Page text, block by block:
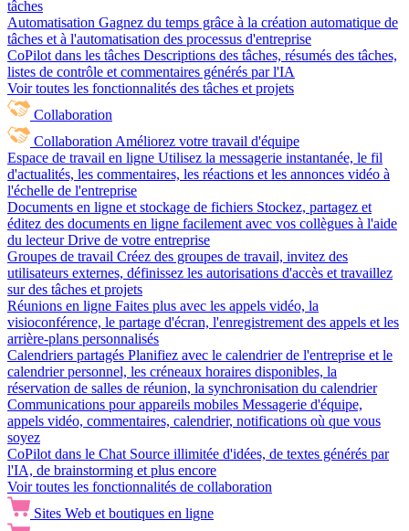
tâches
Automatisation Gagnez du temps grâce à la création automatique de
tâches et à l'automatisation des processus d'entreprise
CoPilot dans les tâches Descriptions des tâches, résumés des tâches,
listes de contrôle et commentaires générés par l'IA
Voir toutes les fonctionnalités des tâches et projets
Collaboration
Collaboration Améliorez votre travail d'équipe
Espace de travail en ligne Utilisez la messagerie instantanée, le fil
d'actualités, les commentaires, les réactions et les annonces vidéo à
l'échelle de l'entreprise
Documents en ligne et stockage de fichiers Stockez, partagez et
éditez des documents en ligne facilement avec vos collègues à l'aide
du lecteur Drive de votre entreprise
Groupes de travail Créez des groupes de travail, invitez des
utilisateurs externes, définissez les autorisations d'accès et travaillez
sur des tâches et projets
Réunions en ligne Faites plus avec les appels vidéo, la
visioconférence, le partage d'écran, l'enregistrement des appels et les
arrière-plans personnalisés
Calendriers partagés Planifiez avec le calendrier de l'entreprise et le
calendrier personnel, les créneaux horaires disponibles, la
réservation de salles de réunion, la synchronisation du calendrier
Communications pour appareils mobiles Messagerie d'équipe,
appels vidéo, commentaires, calendrier, notifications où que vous
soyez
CoPilot dans le Chat Source illimitée d'idées, de textes générés par
l'IA, de brainstorming et plus encore
Voir toutes les fonctionnalités de collaboration
Sites Web et boutiques en ligne